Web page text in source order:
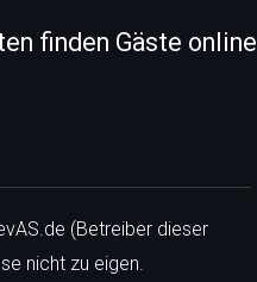
finden Gäste online
(Betreiber dieser
nicht zu eigen.